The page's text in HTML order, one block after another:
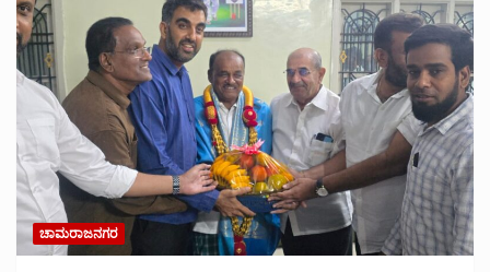
ಚಾಮರಾಜನಗರ